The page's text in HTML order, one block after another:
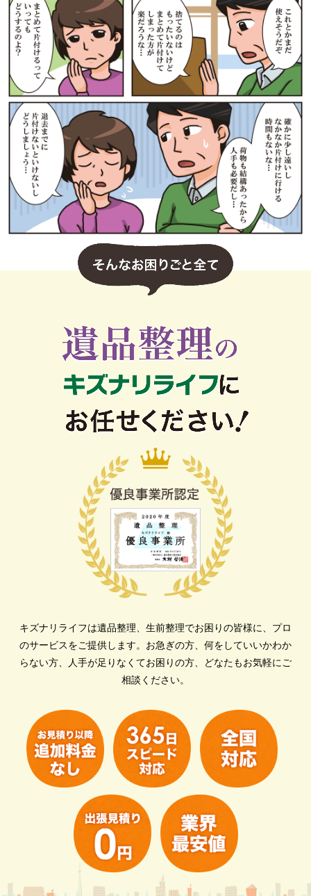
キズナリライフは遺品整理、生前整理でお困りの皆様に、プロ
のサービスをご提供します。 お急ぎの方、何をしていいかわか
らない方、人手が足りなくてお困りの方、どなたもお気軽にご
相談ください。